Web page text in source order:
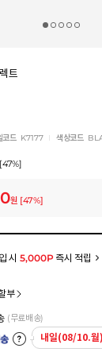
트
코드 K7177 색상코드
[47%]
원 [47%]
로, 실제 결제 금액과는 차이
시 5,000P즉시 적립
부
(무료배송)
내일(08/10.월)